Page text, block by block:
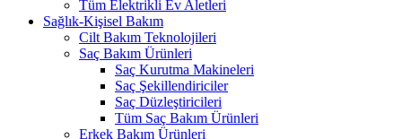
Tüm Elektrikli Ev Aletleri
Sağlık-Kişisel Bakım
Cilt Bakım Teknolojileri
Saç Bakım Ürünleri
Saç Kurutma Makineleri
Saç Şekillendiriciler
Saç Düzleştiricileri
Tüm Saç Bakım Ürünleri
Erkek Bakım Ürünleri